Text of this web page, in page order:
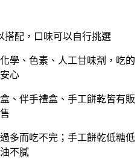
搭配，口味可以自行挑選
學、色素、人工甘味劑，吃的
心
、伴手禮盒、手工餅乾皆有販
售
多而吃不完；手工餅乾低糖低
不膩